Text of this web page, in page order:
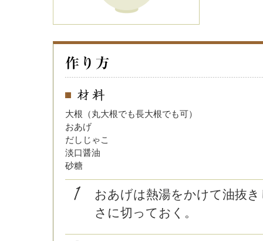
大根（丸大根でも長大根でも可）
おあげ
だしじゃこ
淡口醤油
砂糖
おあげは熱湯をかけて油抜
さに切っておく。